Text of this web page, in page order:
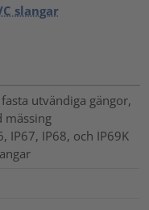
slangar
utvändiga gängor,
mässing
IP67, IP68, och IP69K